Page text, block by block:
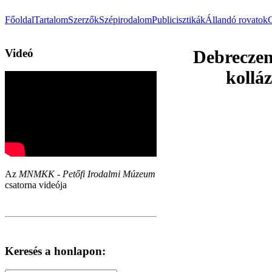
FőoldalTartalomSzerzőkSzépirodalomPublicisztikákÁllandó rovatok
Videó
Az MNMKK - Petőfi Irodalmi Múzeum
csatorna videója
Keresés a honlapon: